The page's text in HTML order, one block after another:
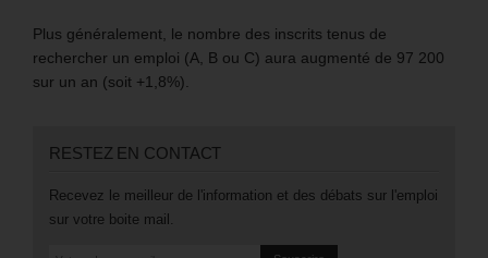
Plus généralement, le nombre des inscrits tenus de
rechercher un emploi (A, B ou C) aura augmenté de 97 200
sur un an (soit +1,8%).
RESTEZ EN CONTACT
Recevez le meilleur de l'information et des débats sur l'emploi
sur votre boite mail.